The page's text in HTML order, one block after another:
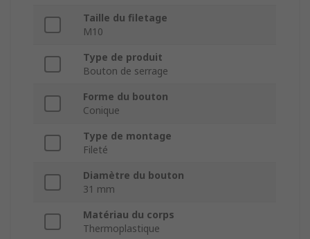
Taille du filetage
M10
Type de produit
Bouton de serrage
Forme du bouton
Conique
Type de montage
Fileté
Diamètre du bouton
31 mm
Matériau du corps
Thermoplastique